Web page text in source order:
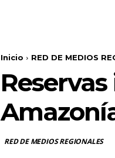
Inicio RED DE MEDIOS
RED DE MEDIOS REGIONALES